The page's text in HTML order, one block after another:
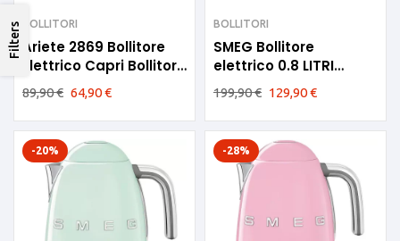
Filters BOLLITORI
Ariete 2869 Bollitore
Elettrico Capri Bollitore
1,7lt
89,90€ 64,90€
BOLLITORI
SMEG Bollitore
elettrico 0.8 LITRI
KLF05CREU
199,90€ 129,90€
-20% -28%